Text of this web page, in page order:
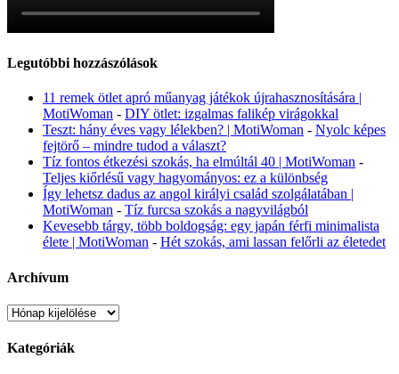
Legutóbbi hozzászólások
11 remek ötlet apró műanyag játékok újrahasznosítására |
MotiWoman - DIY ötlet: izgalmas falikép virágokkal
Teszt: hány éves vagy lélekben? | MotiWoman - Nyolc képes
fejtörő – mindre tudod a választ?
Tíz fontos étkezési szokás, ha elmúltál 40 | MotiWoman -
Teljes kiőrlésű vagy hagyományos: ez a különbség
Így lehetsz dadus az angol királyi család szolgálatában |
MotiWoman - Tíz furcsa szokás a nagyvilágból
Kevesebb tárgy, több boldogság: egy japán férfi minimalista
élete | MotiWoman - Hét szokás, ami lassan felőrli az életedet
Archívum
Archívum
Kategóriák